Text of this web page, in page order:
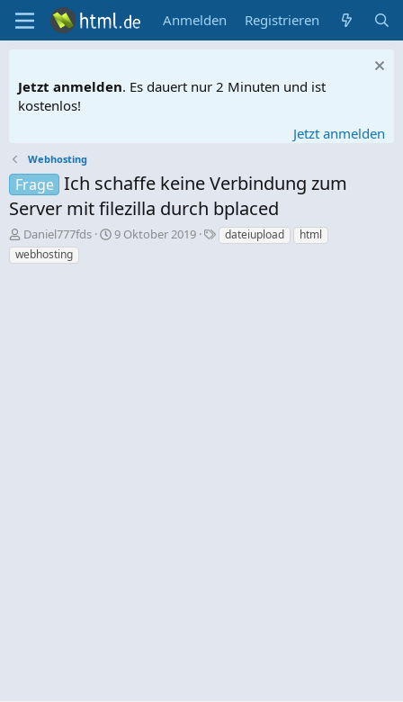
Anmelden Registrieren
Jetzt anmelden. Es dauert nur 2 Minuten und ist
kostenlos!
Jetzt anmelden
Webhosting
Frage Ich schaffe keine Verbindung zum
Server mit filezilla durch bplaced
E
r
s
Daniel777fds
E
9 Oktober 2019
S
c
dateiupload
html
webhosting